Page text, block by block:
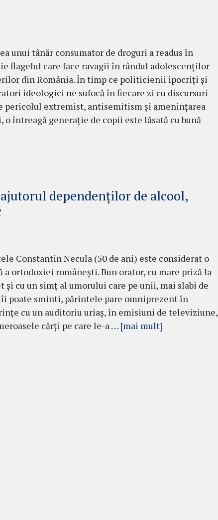
unui tânăr consumator de droguri a readus în
flagelul care face ravagii în rândul adolescenților
din România. În timp ce politicienii ipocriți și
ideologici ne sufocă în fiecare zi cu discursuri
pericolul extremist, antisemitism și amenințarea
o întreagă generație de copii este lăsată cu bună
dependenților de alcool,
Constantin Necula (50 de ani) este considerat o
a ortodoxiei ro­mânești. Bun orator, cu mare priză la
și cu un simț al umorului care pe unii, mai slabi de
poate sminti, părintele pare omni­prezent în
cu un auditoriu uriaș, în emi­siuni de televiziune,
cărți pe care le-a … [mai mult]